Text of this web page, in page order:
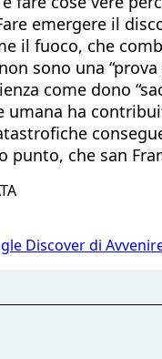
emergere il
il fuoco, che
sono una
come dono
umana ha
punto, che san
Discover di